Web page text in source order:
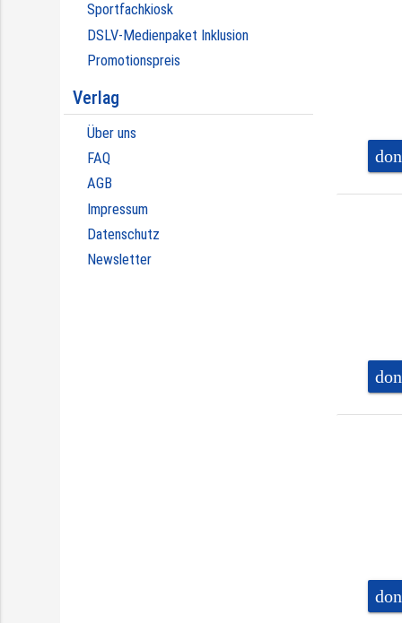
Sportfachkiosk
DSLV-Medienpaket Inklusion
Promotionspreis
Verlag
Über uns
FAQ
AGB
Impressum
Datenschutz
Newsletter